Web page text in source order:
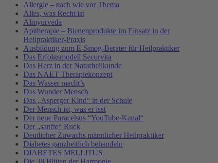
Allergie – nach wie vor Thema
Alles, was Recht ist
Almyurveda
Apitherapie – Bienenprodukte im Einsatz in der
Heilpraktiker-Praxis
Ausbildung zum E-Smog-Berater für Heilpraktiker
Das Erfolgsmodell Securvita
Das Herz in der Naturheilkunde
Das NAET Therapiekonzept
Das Wasser macht’s
Das Wunder Mensch
Das „Asperger Kind“ in der Schule
Der Mensch ist, was er isst
Der neue Paracelsus “YouTube-Kanal“
Der „sanfte“ Ruck
Deutlicher Zuwachs männlicher Heilpraktiker
Diabetes ganzheitlich behandeln
DIABETES MELLITUS